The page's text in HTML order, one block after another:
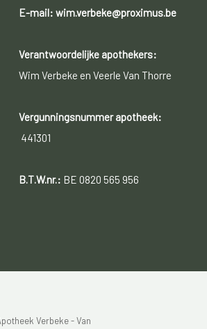
E-mail: wim.verbeke@proximus.be
Verantwoordelijke apothekers:
Wim Verbeke en Veerle Van Thorre
Vergunningsnummer apotheek:
441301
B.T.W.nr.: BE 0820 565 956
Verbeke - Van